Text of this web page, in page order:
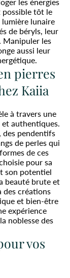
possible tôt le
lunaire
de béryls, leur
Manipuler les
aussi leur
pierres
Kaiia
à travers une
authentiques.
des pendentifs
de perles qui
de ces
pour sa
son potentiel
beauté brute et
des créations
et bien-être
expérience
noblesse des
vos